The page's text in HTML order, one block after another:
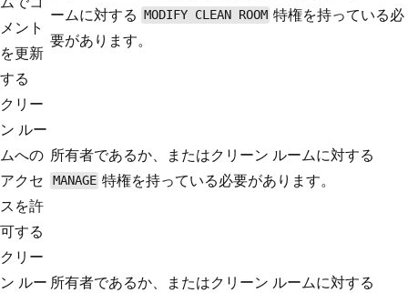
メント
を更新
する
ームに対する MODIFY CLEAN ROOM 特権を持っている必
要があります。
クリー
ン ルー
ムへの
アクセ
スを許
可する
所有者であるか、またはクリーン ルームに対する
MANAGE 特権を持っている必要があります。
クリー
ン ルー 所有者であるか、またはクリーン ルームに対する